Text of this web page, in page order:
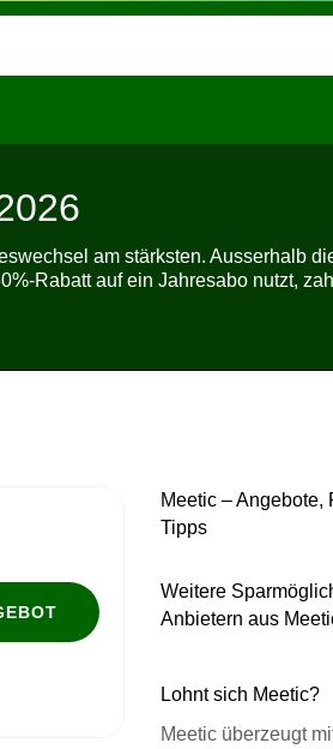
am stärksten. Ausserhalb
Rabatt auf ein Jahresabo nutzt,
Meetic – Angebote,
Tipps
Weitere
Anbietern aus
Lohnt sich Meetic?
Meetic überzeugt